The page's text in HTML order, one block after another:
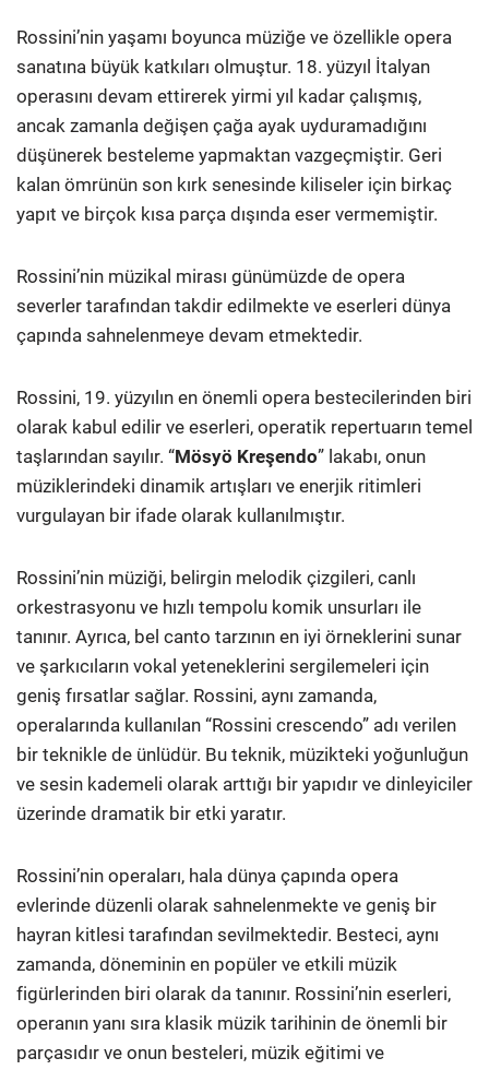
Rossini’nin yaşamı boyunca müziğe ve özellikle opera
sanatına büyük katkıları olmuştur. 18. yüzyıl İtalyan
operasını devam ettirerek yirmi yıl kadar çalışmış,
ancak zamanla değişen çağa ayak uyduramadığını
düşünerek besteleme yapmaktan vazgeçmiştir. Geri
kalan ömrünün son kırk senesinde kiliseler için birkaç
yapıt ve birçok kısa parça dışında eser vermemiştir.
Rossini’nin müzikal mirası günümüzde de opera
severler tarafından takdir edilmekte ve eserleri dünya
çapında sahnelenmeye devam etmektedir.
Rossini, 19. yüzyılın en önemli opera bestecilerinden biri
olarak kabul edilir ve eserleri, operatik repertuarın temel
taşlarından sayılır. “Mösyö Kreşendo” lakabı, onun
müziklerindeki dinamik artışları ve enerjik ritimleri
vurgulayan bir ifade olarak kullanılmıştır.
Rossini’nin müziği, belirgin melodik çizgileri, canlı
orkestrasyonu ve hızlı tempolu komik unsurları ile
tanınır. Ayrıca, bel canto tarzının en iyi örneklerini sunar
ve şarkıcıların vokal yeteneklerini sergilemeleri için
geniş fırsatlar sağlar. Rossini, aynı zamanda,
operalarında kullanılan “Rossini crescendo” adı verilen
bir teknikle de ünlüdür. Bu teknik, müzikteki yoğunluğun
ve sesin kademeli olarak arttığı bir yapıdır ve dinleyiciler
üzerinde dramatik bir etki yaratır.
Rossini’nin operaları, hala dünya çapında opera
evlerinde düzenli olarak sahnelenmekte ve geniş bir
hayran kitlesi tarafından sevilmektedir. Besteci, aynı
zamanda, döneminin en popüler ve etkili müzik
figürlerinden biri olarak da tanınır. Rossini’nin eserleri,
operanın yanı sıra klasik müzik tarihinin de önemli bir
parçasıdır ve onun besteleri, müzik eğitimi ve